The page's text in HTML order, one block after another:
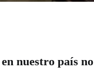
nuestro país